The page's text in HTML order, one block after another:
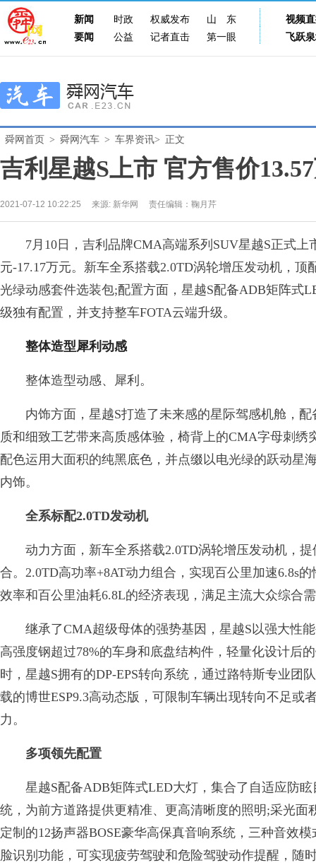
新闻 时政 权威发布 山东
视频
要闻
公益 记者直击 第一眼 飞跃
舜网首页 > 舜网汽车 > 车界资讯> 正文
吉利星越S上市 官方售价
2021-07-12 10:22:25 来源: 新华网 责任编辑：鞠月芹
7月10日，吉利品牌CMA高端系列SUV星越S正式上
元-17.17万元。新车全系搭载2.0TD涡轮增压发动机，
光绿动感套件选装包;配置方面，星越S配备ADB矩阵式
级独有配置，并支持整车FOTA云端升级。
整体造型犀利动感
整体造型动感、犀利。
内饰方面，星越S打造了未来感的星际驾感机舱，配
质和细致工艺带来高质感体验，椅背上的CMA字母刺绣
配色运用大面积的纯黑底色，并点缀以电光绿的跃动星
内饰。
全系标配2.0TD发动机
动力方面，新车全系搭载2.0TD涡轮增压发动机，提
合。2.0TD高功率+8AT动力组合，实现百公里加速6.8s
效率和百公里油耗6.8L的经济表现，满足主流大众综合
继承了CMA超级母体的强势基因，星越S以强大性能
高强度钢超过78%的车身和底盘结构件，轻量化设计后
时，星越S拥有的DP-EPS转向系统，通过路特斯专业团
载的博世ESP9.3高动态版，可限制车辆出现转向不足或
力。
多项领先配置
星越S配备ADB矩阵式LED大灯，集合了自适应防眩
统，为前方道路提供更精准、更高清晰度的照明;采光面
定制的12扬声器BOSE豪华高保真音响系统，三种音效
脸识别功能，可实现疲劳驾驶和危险驾驶动作提醒，随